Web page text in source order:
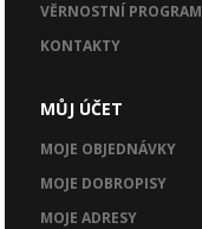
VĚRNOSTNÍ PROGRAM
KONTAKTY
MŮJ ÚČET
MOJE OBJEDNÁVKY
MOJE DOBROPISY
MOJE ADRESY